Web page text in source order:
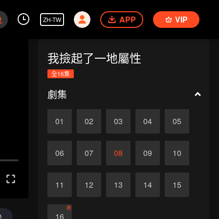
ZH-TW APP VIP
我撿起了一地屬性
全16集
劇集
01 02 03 04 05
06 07 08 09 10
11 12 13 14 15
16
終